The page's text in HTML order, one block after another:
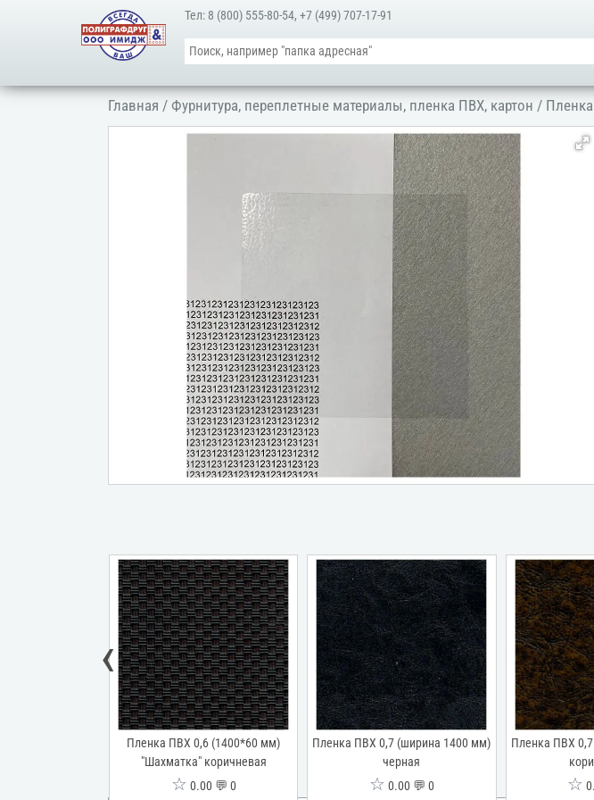
Тел: 8 (800) 555-80-54,+7 (499) 707-17-91
Главная /Фурнитура, переплетные материалы, пленка ПВХ, картон /
Пленка ПВХ 0,6 (1400*60 мм)
"Шахматка" коричневая
☆ 0.00 💬 0
Пленка ПВХ 0,7 (ширина 1400 мм)
черная
☆ 0.00 💬 0
Пленка ПВХ
☆
‹